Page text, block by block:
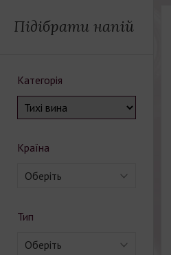
Підібрати напій
Категорія
Країна
Оберіть
Тип
Оберіть